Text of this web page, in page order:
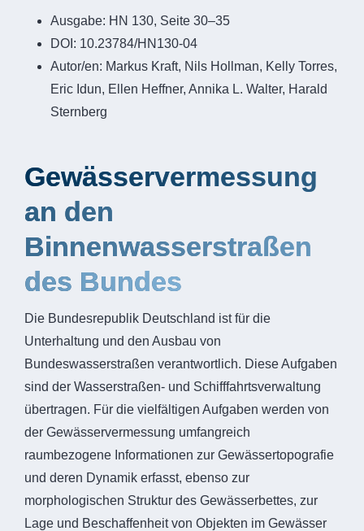
Ausgabe: HN 130, Seite 30–35
DOI: 10.23784/HN130-04
Autor/en: Markus Kraft, Nils Hollman, Kelly Torres,
Eric Idun, Ellen Heffner, Annika L. Walter, Harald
Sternberg
Gewässervermessung
an den
Binnenwasserstraßen
des Bundes
Die Bundesrepublik Deutschland ist für die
Unterhaltung und den Ausbau von
Bundeswasserstraßen verantwortlich. Diese Aufgaben
sind der Wasserstraßen- und Schifffahrtsverwaltung
übertragen. Für die vielfältigen Aufgaben werden von
der Gewässervermessung umfangreich
raumbezogene Informationen zur Gewässertopografie
und deren Dynamik erfasst, ebenso zur
morphologischen Struktur des Gewässerbettes, zur
Lage und Beschaffenheit von Objekten im Gewässer